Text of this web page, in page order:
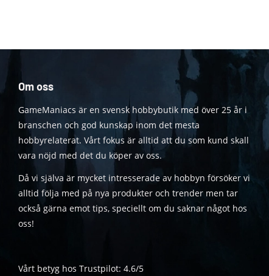
Om oss
GameManiacs är en svensk hobbybutik med över 25 år i
branschen och god kunskap inom det mesta
hobbyrelaterat. Vårt fokus är alltid att du som kund skall
vara nöjd med det du köper av oss.
Då vi själva är mycket intresserade av hobbyn försöker vi
alltid följa med på nya produkter och trender men tar
också gärna emot tips, speciellt om du saknar något hos
oss!
Vårt betyg hos Trustpilot: 4.6/5